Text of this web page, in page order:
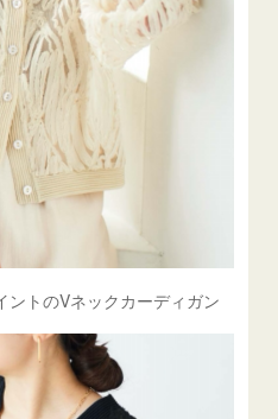
トのVネックカーディガン